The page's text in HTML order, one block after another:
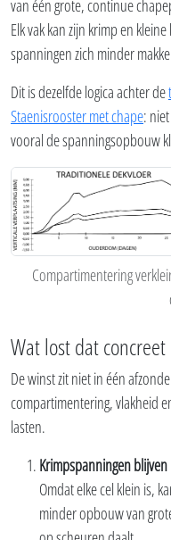
van één grote, continue
Elk vak kan zijn krimp en
spanningen zich minder
Dit is dezelfde logica achter de
Staenisrooster met chape:
vooral de spanningsopbouw
Compartimentering
Wat lost dat concreet
De winst zit niet in één
compartimentering, vlakheid
lasten.
Krimpspanningen
Omdat elke cel klein is,
minder opbouw van